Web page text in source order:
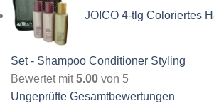
JOICO 4-tlg Coloriertes
Set - Shampoo Conditioner Styling
Bewertet mit5.00 von 5
Ungeprüfte Gesamtbewertungen